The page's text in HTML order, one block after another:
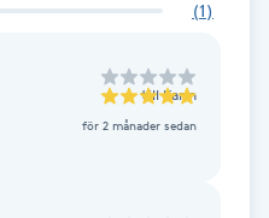
(1)
till Karin
för 2 månader sedan